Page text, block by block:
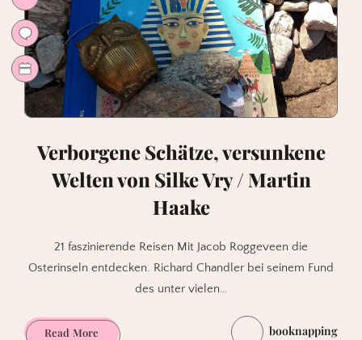
&
L.
Melcher
Verborgene Schätze, versunkene
Welten von Silke Vry / Martin
Haake
21 faszinierende Reisen Mit Jacob Roggeveen die
Osterinseln entdecken. Richard Chandler bei seinem Fund
des unter vielen…
Read MoreVerborgene
booknapping